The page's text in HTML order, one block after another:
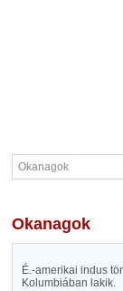
Okanagok
É.-amerikai indus
Kolumbiában lakik.